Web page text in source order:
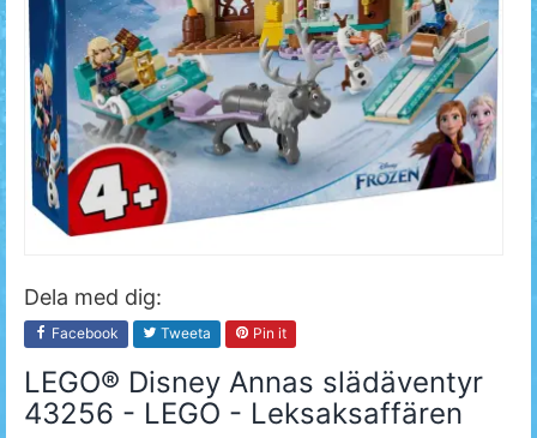
Dela med dig:
Facebook Tweeta Pin it
LEGO® Disney Annas slädäventyr
43256 - LEGO - Leksaksaffären